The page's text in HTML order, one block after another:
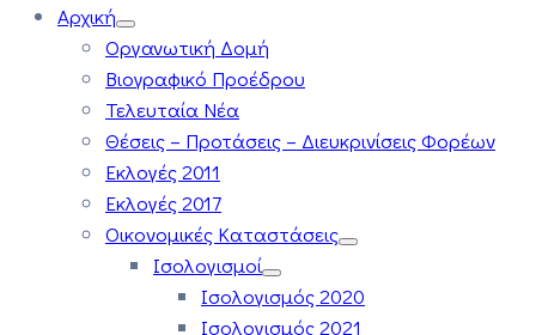
Αρχική
Οργανωτική Δομή
Βιογραφικό Προέδρου
Τελευταία Νέα
Θέσεις – Προτάσεις – Διευκρινίσεις Φορέων
Εκλογές 2011
Εκλογές 2017
Οικονομικές Καταστάσεις
Ισολογισμοί
Ισολογισμός 2020
Ισολογισμός 2021